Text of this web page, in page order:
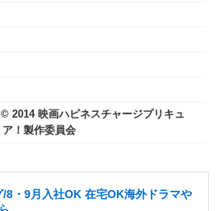
© 2014 映画ハピネスチャージプリキュ
ア！製作委員会
8・9月入社OK 在宅OK海外ドラマや